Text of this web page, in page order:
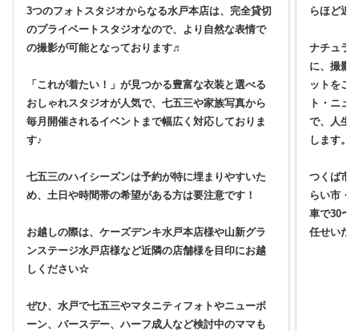
3つのフォトスタジオからなる水戸本店は、完全貸切
のプライベートスタジオなので、より自然な表情で
の撮影が可能となっております♬
「これが着たい！」が見つかる豊富な衣装と選べる
おしゃれスタジオが人気で、七五三や家族写真から
毎月開催されるイベントまで幅広く対応しておりま
す♪
七五三のハイシーズンは予約が特に埋まりやすいた
め、土日や時間帯の希望がある方は要注意です！
お越しの際は、ケーズデンキ水戸本店様や山新グラ
ンステージ水戸店様など近隣の店舗様を目印にお越
しください☆
ぜひ、水戸で七五三やマタニティフォトやニューボ
ーン、バースデー、ハーフ成人など検討中のママも
らほど近
ナチュラ
に、撮影
ットをご
ト・ニュ
で、人生
します。
つくば市
らい市・
車で30〜
任せいた